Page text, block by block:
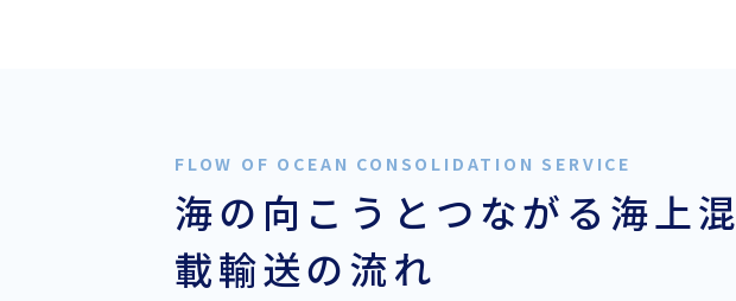
海の向こうとつながる海上混
載輸送の流れ